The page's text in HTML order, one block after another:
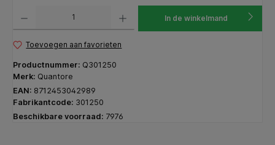
In de winkelmand
Toevoegen aan favorieten
Productnummer: Q301250
Merk: Quantore
EAN: 8712453042989
Fabrikantcode: 301250
Beschikbare voorraad: 7976